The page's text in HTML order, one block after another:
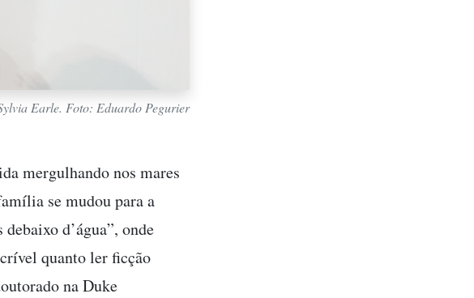
Earle. Foto: Eduardo Pegurier
mergulhando nos mares
se mudou para a
d’água”, onde
quanto ler ficção
na Duke